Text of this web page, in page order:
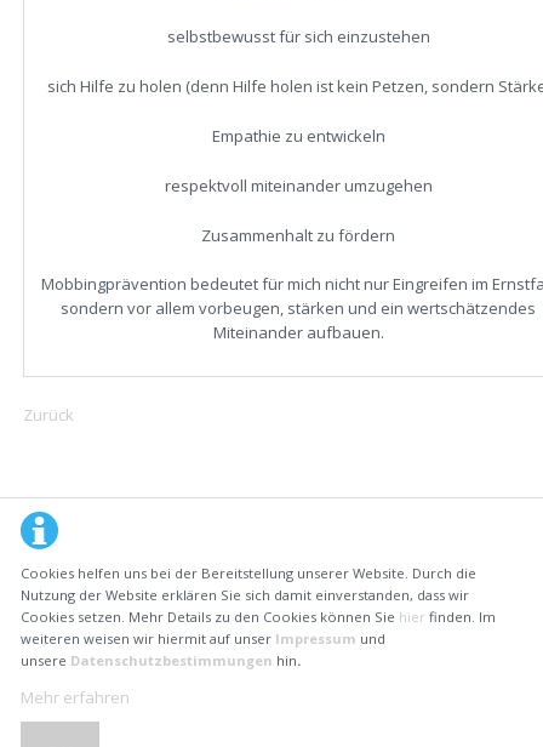
selbstbewusst für sich einzustehen
sich Hilfe zu holen (denn Hilfe holen ist kein Petzen, sondern
Empathie zu entwickeln
respektvoll miteinander umzugehen
Zusammenhalt zu fördern
Mobbingprävention bedeutet für mich nicht nur Eingreifen im
sondern vor allem vorbeugen, stärken und ein wertschätzendes
Miteinander aufbauen.
Zurück
Cookies helfen uns bei der Bereitstellung unserer Website. Durch die
Nutzung der Website erklären Sie sich damit einverstanden, dass wir
Cookies setzen. Mehr Details zu den Cookies können Sie hier finden. Im
weiteren weisen wir hiermit auf unser Impressum und
unsere Datenschutzbestimmungen hin.
Mehr erfahren